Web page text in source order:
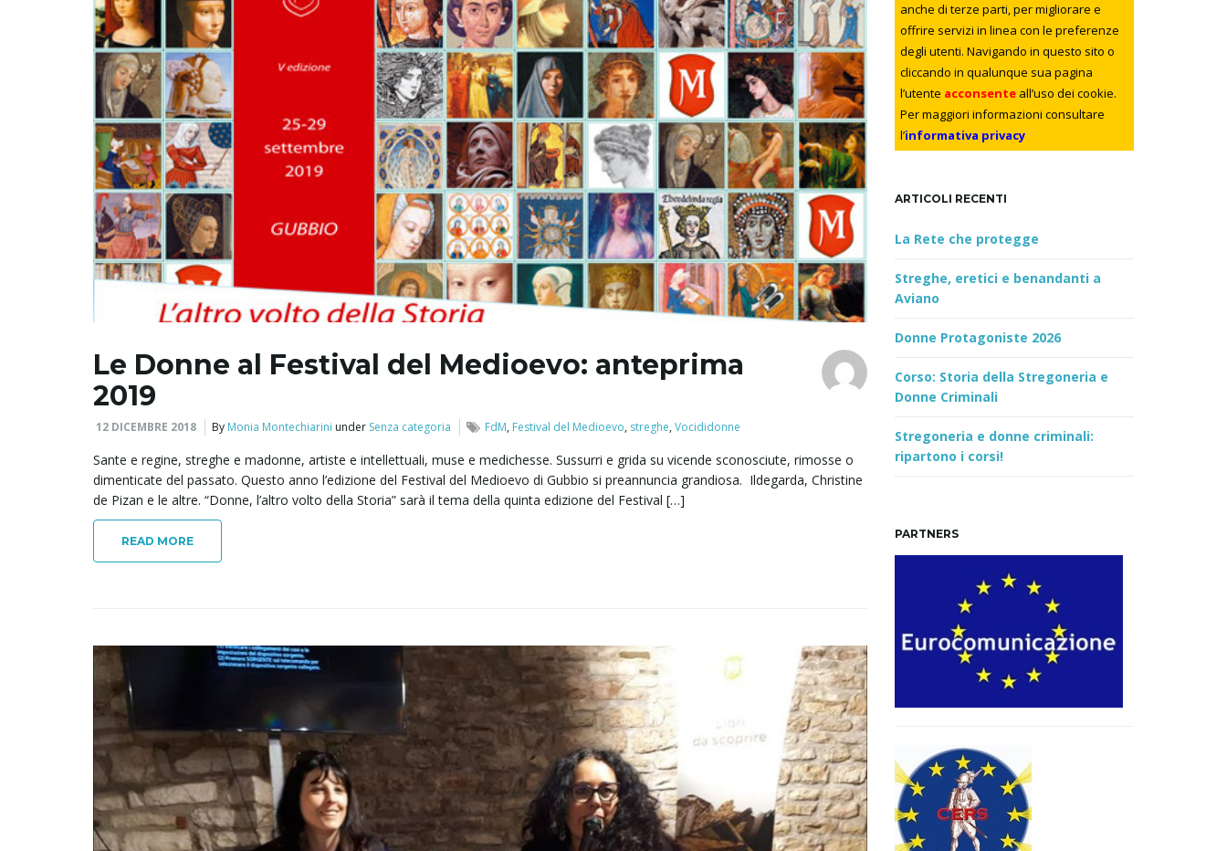
Le Donne al Festival del Medioevo: anteprima
2019
12 DICEMBRE 2018 By Monia Montechiarini under Senza categoria FdM, Festival del Medioevo, streghe,Vocididonne
Sante e regine, streghe e madonne, artiste e intellettuali, muse e medichesse. Sussurri e grida su vicende sconosciute, rimosse o
dimenticate del passato. Questo anno l’edizione del Festival del Medioevo di Gubbio si preannuncia grandiosa. Ildegarda, Christine
de Pizan e le altre. “Donne, l’altro volto della Storia” sarà il tema della quinta edizione del Festival […]
READ MORE
w
o
d
anche di terze parti, per migliorare e
offrire servizi in linea con le preferenze
degli utenti. Navigando in questo sito o
cliccando in qualunque sua pagina
l’utente acconsenteall’uso dei cookie.
Per maggiori informazioni consultare
l’informativa privacy
ARTICOLI RECENTI
La Rete che protegge
Streghe, eretici e benandanti a
Aviano
Donne Protagoniste 2026
Corso: Storia della Stregoneria e
Donne Criminali
Stregoneria e donne criminali:
ripartono i corsi!
PARTNERS